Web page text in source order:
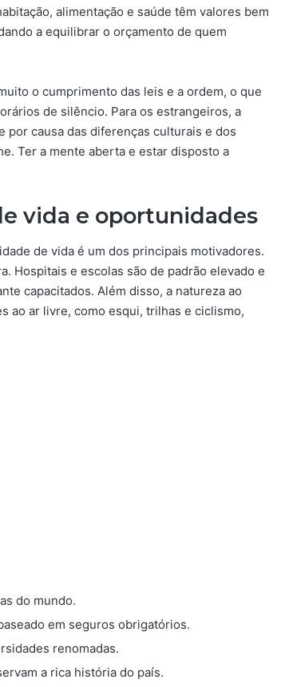
alimentação e saúde têm valores bem
a equilibrar o orçamento de quem
o cumprimento das leis e a ordem, o que
de silêncio. Para os estrangeiros, a
por causa das diferenças culturais e dos
Ter a mente aberta e estar disposto a
vida e oportunidades
de vida é um dos principais motivadores.
Hospitais e escolas são de padrão elevado e
capacitados. Além disso, a natureza ao
ao ar livre, como esqui, trilhas e ciclismo,
do mundo.
em seguros obrigatórios.
renomadas.
a rica história do país.